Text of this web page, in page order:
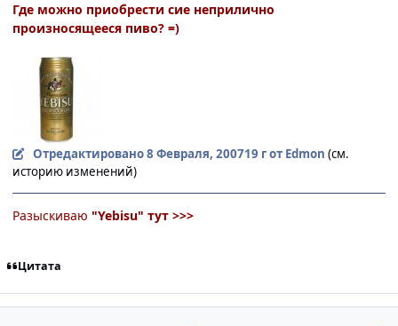
Где можно приобрести сие неприлично
произносящееся пиво? =)
Отредактировано8 Февраля, 200719 гот Edmon (см.
историю изменений)
Разыскиваю "Yebisu" тут >>>
Цитата